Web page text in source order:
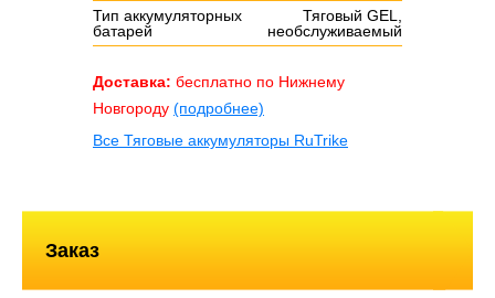
Тип аккумуляторных
батарей
Тяговый GEL,
необслуживаемый
Доставка: бесплатно по Нижнему
Новгороду (подробнее)
Все Тяговые аккумуляторы RuTrike
Заказ